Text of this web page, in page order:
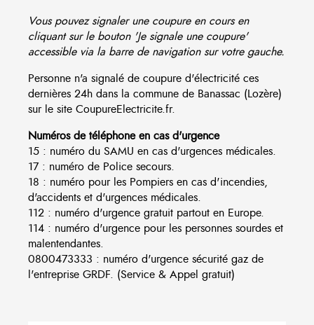
Vous pouvez signaler une coupure en cours en
cliquant sur le bouton 'Je signale une coupure'
accessible via la barre de navigation sur votre gauche.
Personne n'a signalé de coupure d'électricité ces
dernières 24h dans la commune de Banassac (Lozère)
sur le site CoupureElectricite.fr.
Numéros de téléphone en cas d'urgence
15 : numéro du SAMU en cas d'urgences médicales.
17 : numéro de Police secours.
18 : numéro pour les Pompiers en cas d'incendies,
d'accidents et d'urgences médicales.
112 : numéro d'urgence gratuit partout en Europe.
114 : numéro d'urgence pour les personnes sourdes et
malentendantes.
0800473333 : numéro d'urgence sécurité gaz de
l'entreprise GRDF. (Service & Appel gratuit)